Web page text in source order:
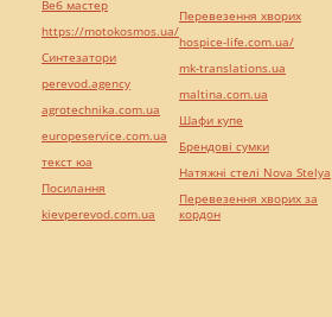
Веб мастер
https://motokosmos.ua/
Синтезатори
perevod.agency
agrotechnika.com.ua
europeservice.com.ua
текст юа
Посилання
kievperevod.com.ua
Перевезення хворих
hospice-life.com.ua/
mk-translations.ua
maltina.com.ua
Шафи купе
Брендові сумки
Натяжні стелі Nova Stelya
Перевезення хворих за
кордон